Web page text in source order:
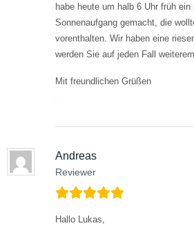
habe heute um halb 6 Uhr früh ein
Sonnenaufgang gemacht, die
vorenthalten. Wir haben eine
werden Sie auf jeden Fall
Mit freundlichen Grüßen
Andreas
Reviewer
Hallo Lukas,